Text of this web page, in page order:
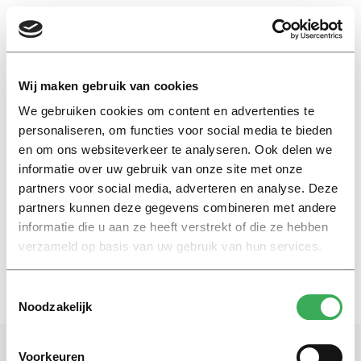
Wij maken gebruik van cookies
We gebruiken cookies om content en advertenties te
personaliseren, om functies voor social media te bieden
en om ons websiteverkeer te analyseren. Ook delen we
informatie over uw gebruik van onze site met onze
partners voor social media, adverteren en analyse. Deze
partners kunnen deze gegevens combineren met andere
informatie die u aan ze heeft verstrekt of die ze hebben
verzameld op basis van uw gebruik van hun services.
Noodzakelijk
Voorkeuren
EN
Nashville-verklaring
Column
Alle kleuren van de regenboog
11 januari 2019